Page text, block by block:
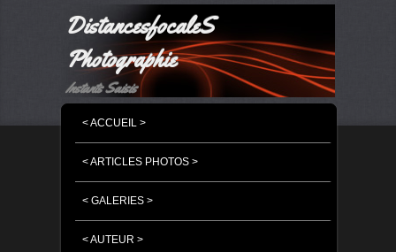
DistancesfocaleS
Photographie
Instants Saisis
MASQUER LA NAVIGATION PRINCIPALE
MASQUER LA NAVIGATION SECONDAIRE
< ACCUEIL >
< ARTICLES PHOTOS >
< GALERIES >
< AUTEUR >